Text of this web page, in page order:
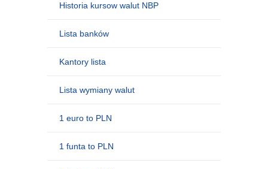
Historia kursow walut NBP
Lista banków
Kantory lista
Lista wymiany walut
1 euro to PLN
1 funta to PLN